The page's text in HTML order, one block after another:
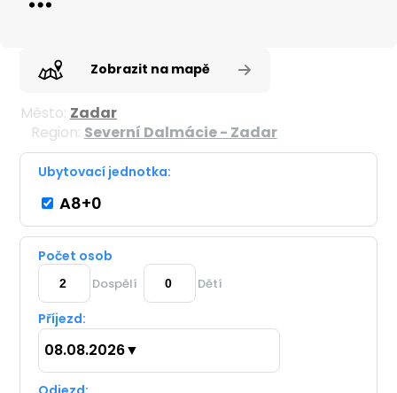
Zobrazit na mapě
Město: Zadar
Region: Severní Dalmácie - Zadar
Ubytovací jednotka:
A8+0
Počet osob
Dospělí Dětí
Příjezd:
08.08.2026▼